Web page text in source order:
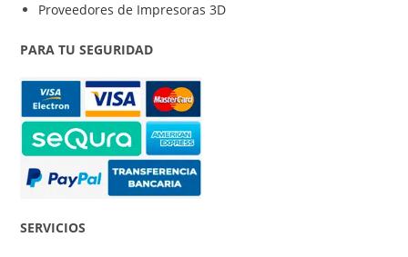
Proveedores de Impresoras 3D
PARA TU SEGURIDAD
SERVICIOS